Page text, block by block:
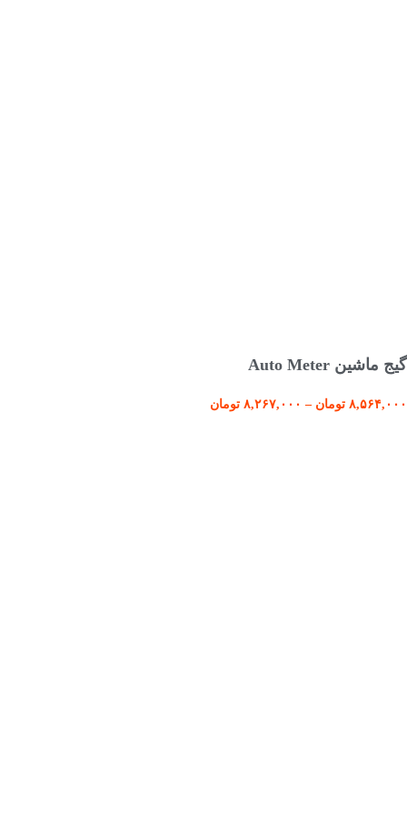
گیج ماشین Auto Meter
۸,۵۶۴,۰۰۰ تومان – ۸,۲۶۷,۰۰۰ تومان